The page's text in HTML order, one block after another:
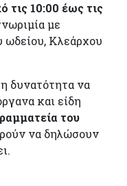
τις 10:00 έως τις
με
ωδείου, Κλεάρχου
δυνατότητα να
και είδη
του
να δηλώσουν